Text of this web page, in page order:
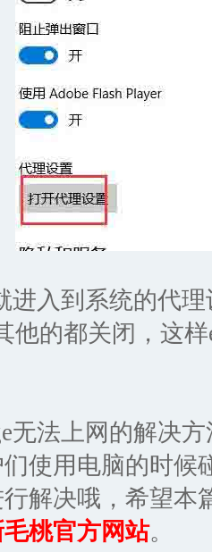
入到系统的代理
他的都关闭，这
法上网的解决方
使用电脑的时候
解决哦，希望本
毛桃官方网站。